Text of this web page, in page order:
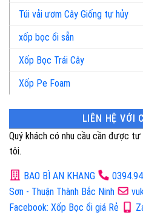
Túi vải ươm Cây Giống tự hủy
xốp bọc ổi sẵn
Xốp Bọc Trái Cây
Xốp Pe Foam
LIÊN HỆ VỚI
Quý khách có nhu cầu cần được tư
tôi.
BAO BÌ AN KHANG
Sơn - Thuận Thành Bắc Ninh
Facebook: Xốp Bọc ổi giá Rẻ